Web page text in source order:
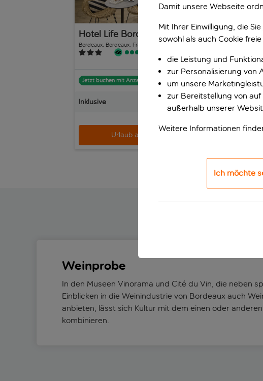
Hotel Life Bordeaux Gare
Bordeaux, Bordeaux, Frankreich
Jetzt buchen mit Anzahlung p.P.
Inklusive
Urlaub anzeigen
Ibis
Gare Saint
Jetzt buchen mit
Inklusive
Die
Weinprobe
In den Museen Vinorama und Cité du Vin, die neben
Einblicken in die Weinindustrie von Bordeaux auch
anbieten, lässt sich Kultur mit dem einen oder
kombinieren.
Damit unsere Webseite
Mit Ihrer Einwilligung, die
sowohl als auch Cookie
die Leistung und
zur Personalisierung von
um unsere
zur Bereitstellung von
außerhalb unserer
Weitere Informationen
Ich möchte